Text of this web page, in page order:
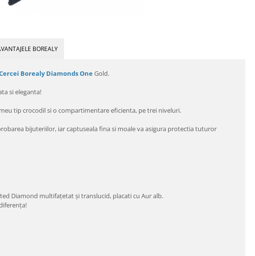
BOREALY
Borealy Diamonds OneGold.
si eleganta!
tip crocodil si o compartimentare eficienta, pe trei niveluri.
bijuteriilor, iar captuseala fina si moale va asigura protectia tuturor
Diamond multifaţetat şi translucid, placati cu Aur alb.